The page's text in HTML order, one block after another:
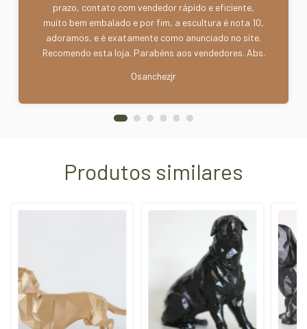
prazo, contato com vendedor rápido e eficiente,
muito bem embalado e por fim, a escultura é nota 10,
adoramos, e é exatamente como anunciado no site.
Recomendo esta loja. Parabéns aos vendedores. Abs.
Osanchezjr
Produtos similares